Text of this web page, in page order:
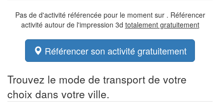
Pas de d'activité référencée pour le moment sur . Référencer
activité autour de l'impression 3d totalement gratuitement
Référencer son activité gratuitement
Trouvez le mode de transport de votre
choix dans votre ville.